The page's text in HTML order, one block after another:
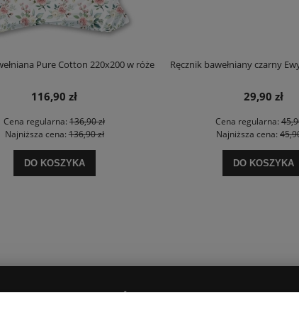
Pure Cotton 220x200 w róże
116,90 zł
Cena regularna: 136,90 zł
Najniższa cena:136,90 zł
DO KOSZYKA
Ręcznik bawełniany czarny
29,90 zł
Cena regularna:
Najniższa cena:
DO KOSZYKA